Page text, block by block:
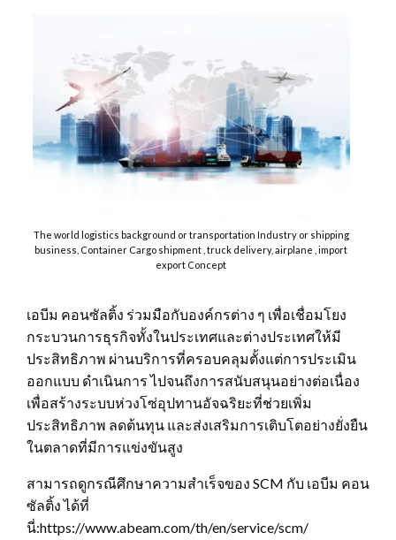
The world logistics background or transportation Industry or shipping
business, Container Cargo shipment , truck delivery, airplane , import
export Concept
เอบีม คอนซัลติ้ง ร่วมมือกับองค์กรต่าง ๆ เพื่อเชื่อมโยง
กระบวนการธุรกิจทั้งในประเทศและต่างประเทศให้มี
ประสิทธิภาพ ผ่านบริการที่ครอบคลุมตั้งแต่การประเมิน
ออกแบบ ดำเนินการ ไปจนถึงการสนับสนุนอย่างต่อเนื่อง
เพื่อสร้างระบบห่วงโซ่อุปทานอัจฉริยะที่ช่วยเพิ่ม
ประสิทธิภาพ ลดต้นทุน และส่งเสริมการเติบโตอย่างยั่งยืน
ในตลาดที่มีการแข่งขันสูง
สามารถดูกรณีศึกษาความสำเร็จของ SCM กับ เอบีม คอน
ซัลติ้ง ได้ที่
นี่:https://www.abeam.com/th/en/service/scm/